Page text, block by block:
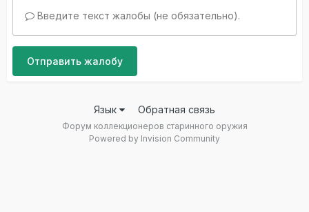
Введите текст жалобы (не обязательно).
Отправить жалобу
Язык Обратная связь
Форум коллекционеров старинного оружия
Powered by Invision Community